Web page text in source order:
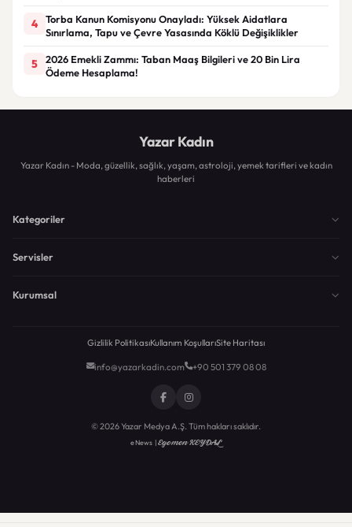
4
Torba Kanun Komisyonu Onayladı: Yüksek Aidatlara
Sınırlama, Tapu ve Çevre Yasasında Köklü Değişiklikler
5
2026 Emekli Zammı: Taban Maaş Bilgileri ve 20 Bin Lira
Ödeme Hesaplama!
Yazar Kadın
Yazar Kadın - Moda, güzellik, sağlık, yaşam, astroloji, yemek tarifleri ve kadın
haberleri
Kategoriler
Servisler
Kurumsal
Gizlilik PolitikasıKullanım KoşullarıSite Haritası
info@yazarkadin.com +90 501 379 08 08
© 2026 Yazar Medya A.Ş. Tüm hakları saklıdır.
eNews |Egemen KEYDAL